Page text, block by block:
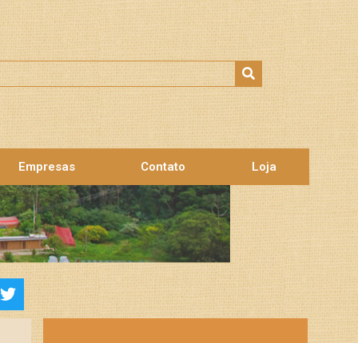
Empresas Contato Loja